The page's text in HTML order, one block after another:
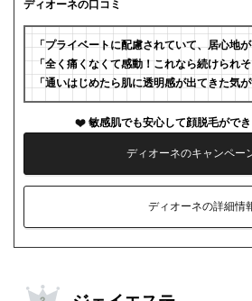
ディオーネの口コミ
「プライベートに配慮されていて、居心地
「全く痛くなくて感動！これなら続けられ
「通いはじめたら肌に透明感が出てきた気が
敏感肌でも安心して顔脱毛がで
ディオーネのキャンペー
ディオーネの詳細情